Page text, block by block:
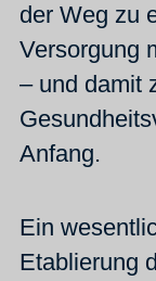
der Weg zu
Versorgung
– und damit
Anfang.
Ein
Etablierung